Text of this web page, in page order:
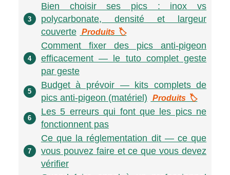
3
Bien choisir ses pics : inox vs
polycarbonate, densité et largeur
couverte Produits 🏷️
4
Comment fixer des pics anti-pigeon
efficacement — le tuto complet geste
par geste
5
Budget à prévoir — kits complets de
pics anti-pigeon (matériel)
Produits 🏷️
6
Les 5 erreurs qui font que les pics ne
fonctionnent pas
7
Ce que la réglementation dit — ce que
vous pouvez faire et ce que vous devez
vérifier